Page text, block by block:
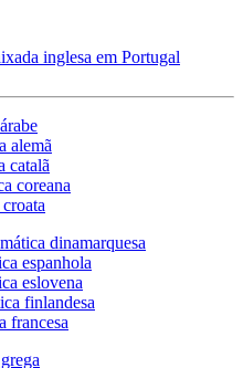
inglesa em Portugal
alemã
catalã
coreana
dinamarquesa
espanhola
eslovena
finlandesa
francesa